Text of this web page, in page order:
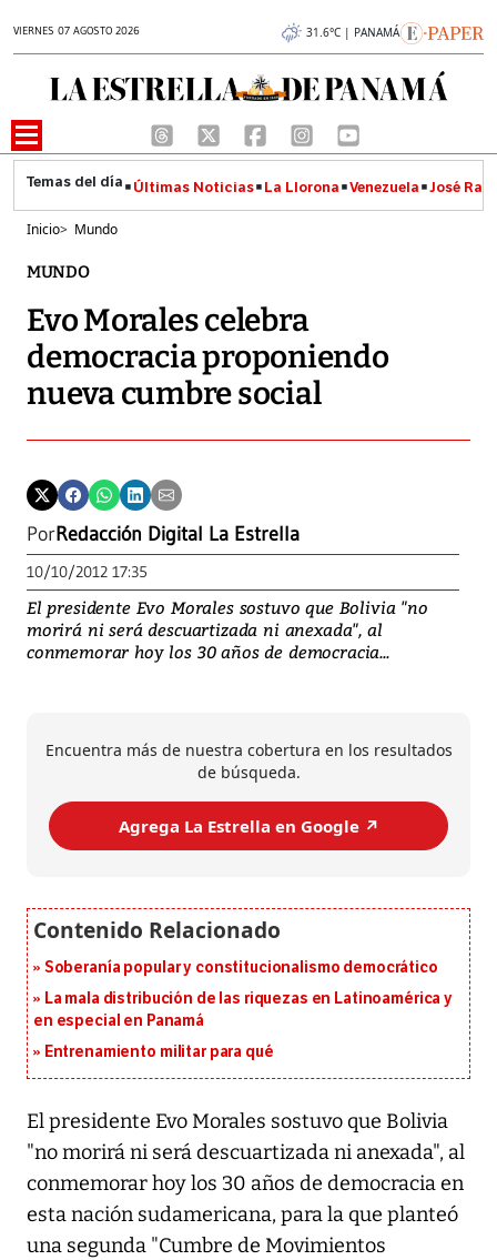
VIERNES 07 AGOSTO 2026 31.6°C | PANAMÁ
Últimas Noticias La Llorona Venezuela José
Inicio> Mundo
MUNDO
Evo Morales celebra
democracia proponiendo
nueva cumbre social
PorRedacción Digital La Estrella
10/10/2012 17:35
El presidente Evo Morales sostuvo que Bolivia "no
morirá ni será descuartizada ni anexada", al
conmemorar hoy los 30 años de democracia...
Encuentra más de nuestra cobertura en los resultados
de búsqueda.
Agrega La Estrella en Google ↗️
Soberanía popular y constitucionalismo democrático
La mala distribución de las riquezas en Latinoamérica y
en especial en Panamá
Entrenamiento militar para qué
El presidente Evo Morales sostuvo que Bolivia
"no morirá ni será descuartizada ni anexada", al
conmemorar hoy los 30 años de democracia en
esta nación sudamericana, para la que planteó
una segunda "Cumbre de Movimientos